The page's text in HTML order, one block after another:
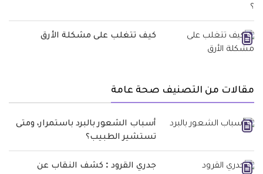
كيف تتغلب على مشكلة الأرق
مقالات من التصنيف صحة عامة
أسباب الشعور بالبرد باستمرار، ومتى
تستشير الطبيب؟
جدري القرود : كشف النقاب عن